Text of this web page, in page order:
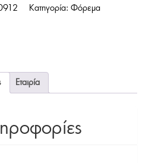
Κατηγορία: Φόρεμα
Εταιρία